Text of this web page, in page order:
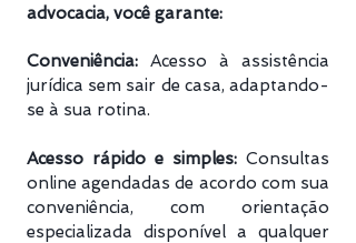
advocacia, você garante:
Conveniência: Acesso à assistência
jurídica sem sair de casa, adaptando-
se à sua rotina.
Acesso rápido e simples: Consultas
online agendadas de acordo com sua
conveniência, com orientação
especializada disponível a qualquer